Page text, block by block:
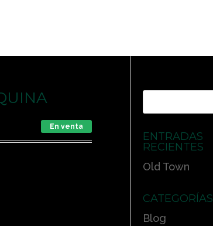
En venta
ENTRADAS
RECIENTES
Old Town
CATEGORÍAS
Blog